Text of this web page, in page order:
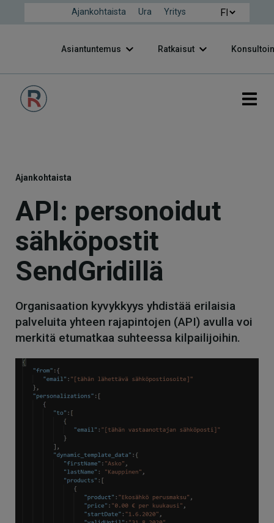
Ajankohtaista Ura Yritys
Asiantuntemus Ratkaisut
Ajankohtaista
API: personoidut
sähköpostit
SendGridillä
Organisaation kyvykkyys yhdistää erilaisia
palveluita yhteen rajapintojen (API) avulla voi
merkitä etumatkaa suhteessa kilpailijoihin.